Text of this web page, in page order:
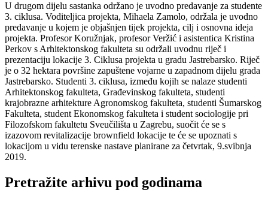
U drugom dijelu sastanka održano je uvodno predavanje za studente
3. ciklusa. Voditeljica projekta, Mihaela Zamolo, održala je uvodno
predavanje u kojem je objašnjen tijek projekta, cilj i osnovna ideja
projekta. Profesor Koružnjak, profesor Veržić i asistentica Kristina
Perkov s Arhitektonskog fakulteta su održali uvodnu riječ i
prezentaciju lokacije 3. Ciklusa projekta u gradu Jastrebarsko. Riječ
je o 32 hektara površine zapuštene vojarne u zapadnom dijelu grada
Jastrebarsko. Studenti 3. ciklusa, između kojih se nalaze studenti
Arhitektonskog fakulteta, Građevinskog fakulteta, studenti
krajobrazne arhitekture Agronomskog fakulteta, studenti Šumarskog
Fakulteta, student Ekonomskog fakulteta i student sociologije pri
Filozofskom fakultetu Sveučilišta u Zagrebu, suočit će se s
izazovom revitalizacije brownfield lokacije te će se upoznati s
lokacijom u vidu terenske nastave planirane za četvrtak, 9.svibnja
2019.
Pretražite arhivu pod godinama